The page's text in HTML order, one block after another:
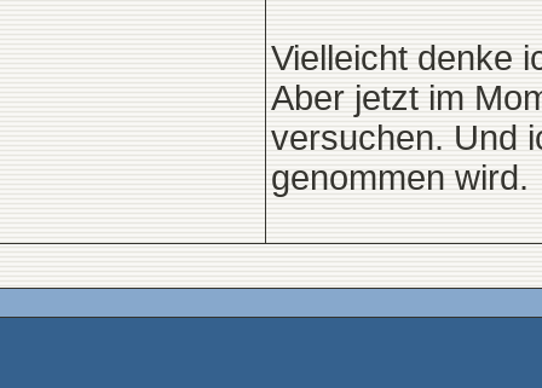
Vielleicht denke
Aber jetzt im
versuchen. Und
genommen wird.